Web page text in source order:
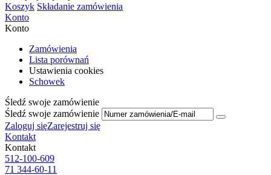
Koszyk Składanie zamówienia
Konto
Konto
Zamówienia
Lista porównań
Ustawienia cookies
Schowek
Śledź swoje zamówienie
Śledź swoje zamówienie
Zaloguj sięZarejestruj się
Kontakt
Kontakt
512-100-609
71 344-60-11